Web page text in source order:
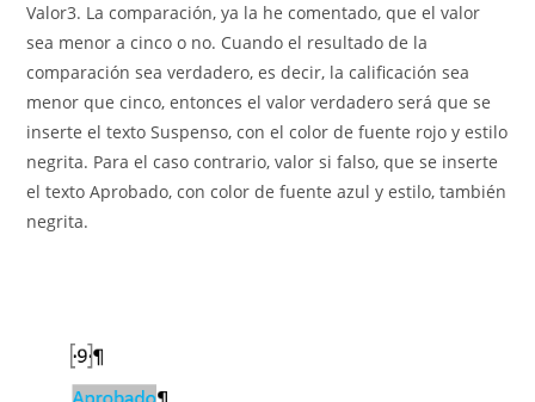
Valor3. La comparación, ya la he comentado, que el valor
sea menor a cinco o no. Cuando el resultado de la
comparación sea verdadero, es decir, la calificación sea
menor que cinco, entonces el valor verdadero será que se
inserte el texto Suspenso, con el color de fuente rojo y estilo
negrita. Para el caso contrario, valor si falso, que se inserte
el texto Aprobado, con color de fuente azul y estilo, también
negrita.